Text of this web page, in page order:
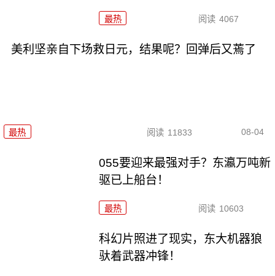
最热 阅读 4067
美利坚亲自下场救日元，结果呢？回弹后又蔫了
最热 阅读 11833 08-04
055要迎来最强对手？东瀛万吨新
驱已上船台！
最热 阅读 10603
科幻片照进了现实，东大机器狼
驮着武器冲锋！